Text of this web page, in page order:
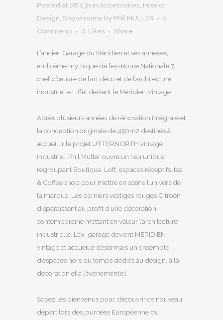
Posted at 08:13h in Accessoires Interior
Design Showrooms by Phil MULLER
0
Comments
0 Likes Share
L’ancien Garage du Méridien et ses annexes,
emblème mythique de l’ex-Route Nationale 7,
chef d’œuvre de l’art déco et de l’architecture
industrielle Eiffel devient le Méridien Vintage.
Après plusieurs années de rénovation intégrale et
la conception originale de 450m2 destinés à
accueillir le projet UTTERNORTH vintage
industriel. Phil Muller ouvre un lieu unique
regroupant Boutique, Loft, espaces réceptifs, tea
& Coffee shop pour mettre en scène l’univers de
la marque. Les derniers vestiges rouges Citroën
disparaissent au profit d’une décoration
contemporaine mettant en valeur l’architecture
industrielle. L’ex-garage devient MERIDIEN
vintage et accueille désormais un ensemble
d’espaces hors du temps dédiés au design, à la
décoration et à l’événementiel.
Soyez les bienvenus pour découvrir ce nouveau
départ lors des journées Européenne du